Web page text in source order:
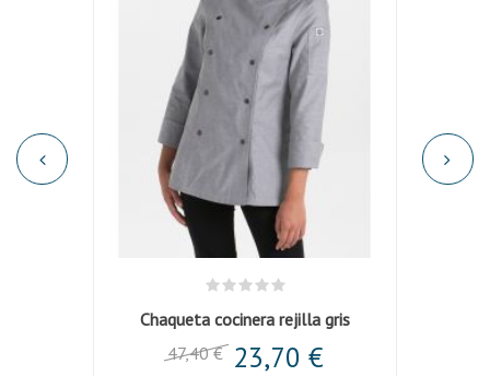
Chaqueta cocinera rejilla gris
47,40 € 23,70 €